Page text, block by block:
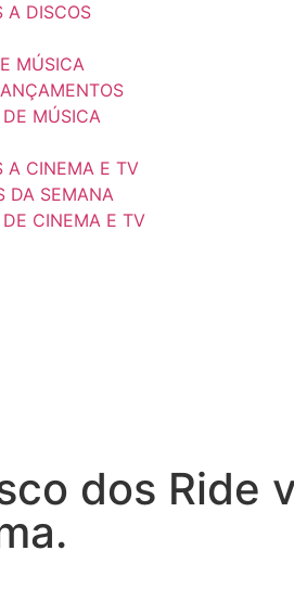
A DISCOS
MÚSICA
MÚSICA
A CINEMA E TV
DA SEMANA
DE CINEMA E TV
dos Ride